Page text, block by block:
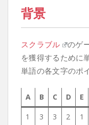
背景
スクラブル
のゲ
を獲得するために
単語の各文字のポ
A B C D E
1 3 3 2 1